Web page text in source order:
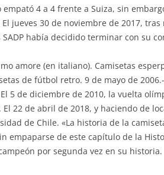
4 a 4 frente a Suiza, sin
jueves 30 de noviembre de 2017,
había decidido terminar con su
amore (en italiano). Camisetas
de fútbol retro. 9 de mayo de
5 de diciembre de 2010, la vuelta
22 de abril de 2018, y haciendo de
de Chile. «La historia de la
empaparse de este capítulo de la
por segunda vez en su historia.